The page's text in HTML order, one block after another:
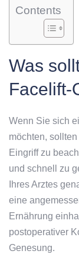
Contents
Was
Facelift-
Wenn Sie sich
möchten,
Eingriff zu
und schnell zu
Ihres Arztes
eine
Ernährung
postoperativer
Genesung.